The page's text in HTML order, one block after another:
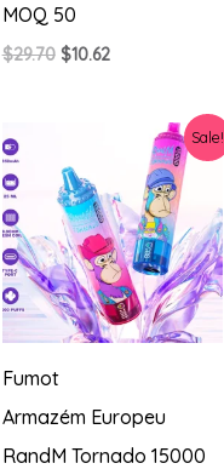
MOQ 50
$29.70 O
$10.62O
$10.62.
Sale!
Fumot
Armazém Europeu
RandM Tornado 15000